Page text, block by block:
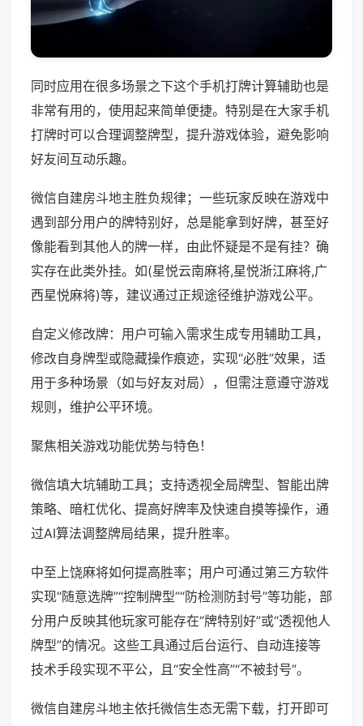
同时应用在很多场景之下这个手机打牌计算辅助也是
非常有用的，使用起来简单便捷。特别是在大家手机
打牌时可以合理调整牌型，提升游戏体验，避免影响
好友间互动乐趣。
微信自建房斗地主胜负规律；一些玩家反映在游戏中
遇到部分用户的牌特别好，总是能拿到好牌，甚至好
像能看到其他人的牌一样，由此怀疑是不是有挂？确
实存在此类外挂。如(星悦云南麻将,星悦浙江麻将,广
西星悦麻将)等，建议通过正规途径维护游戏公平。
自定义修改牌：用户可输入需求生成专用辅助工具，
修改自身牌型或隐藏操作痕迹，实现“必胜”效果，适
用于多种场景（如与好友对局），但需注意遵守游戏
规则，维护公平环境。
聚焦相关游戏功能优势与特色！
微信填大坑辅助工具；支持透视全局牌型、智能出牌
策略、暗杠优化、提高好牌率及快速自摸等操作，通
过AI算法调整牌局结果，提升胜率。
中至上饶麻将如何提高胜率；用户可通过第三方软件
实现“随意选牌”“控制牌型”“防检测防封号”等功能，部
分用户反映其他玩家可能存在“牌特别好”或“透视他人
牌型”的情况。这些工具通过后台运行、自动连接等
技术手段实现不平公，且“安全性高”“不被封号”。
微信自建房斗地主依托微信生态无需下载，打开即可